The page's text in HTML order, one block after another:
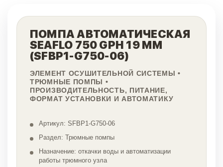
ПОМПА АВТОМАТИЧЕСКАЯ
SEAFLO 750 GPH 19 ММ
(SFBP1-G750-06)
ЭЛЕМЕНТ ОСУШИТЕЛЬНОЙ СИСТЕМЫ •
ТРЮМНЫЕ ПОМПЫ •
ПРОИЗВОДИТЕЛЬНОСТЬ, ПИТАНИЕ,
ФОРМАТ УСТАНОВКИ И АВТОМАТИКУ
Артикул: SFBP1-G750-06
Раздел: Трюмные помпы
Назначение: откачки воды и автоматизации
работы трюмного узла